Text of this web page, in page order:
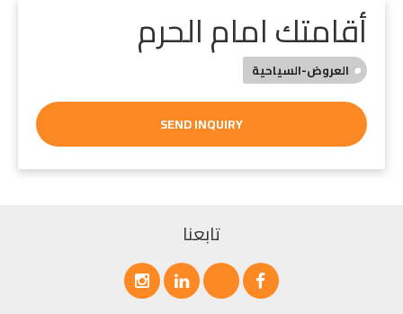
أقامتك امام الحرم
العروض-السياحية
SEND INQUIRY
تابعنا